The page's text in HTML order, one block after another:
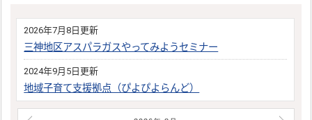
2026年7月8日更新
三神地区アスパラガスやってみようセミナー
2024年9月5日更新
地域子育て支援拠点（ぴよぴよらんど）